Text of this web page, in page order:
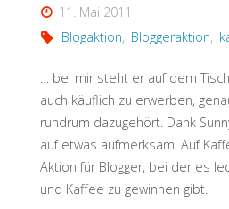
11. Mai 2011
Blogaktion, Bloggeraktion,
… bei mir steht er auf dem
auch käuflich zu erwerben,
rundrum dazugehört. Dank
auf etwas aufmerksam. Auf
Aktion für Blogger, bei der es
und Kaffee zu gewinnen gibt.